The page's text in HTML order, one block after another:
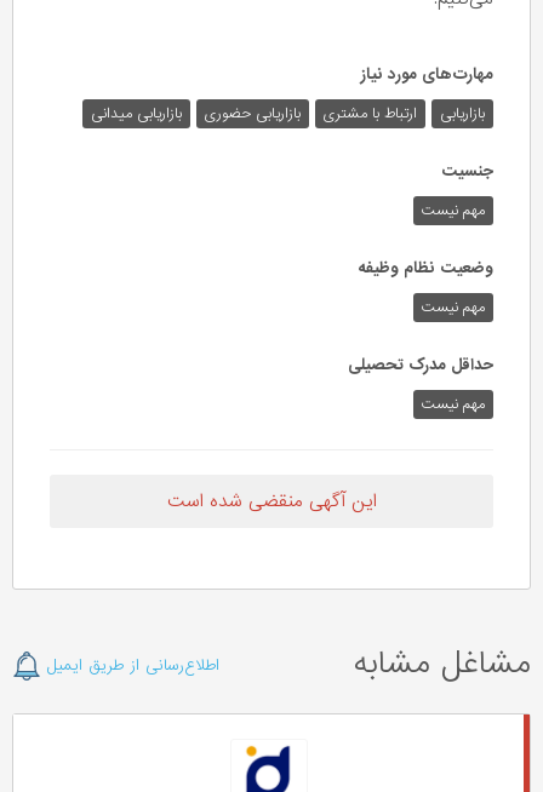
مهارت‌های مورد نیاز
بازاریابی ارتباط با مشتری بازاریابی حضوری بازاریابی میدانی
جنسیت
مهم نیست
وضعیت نظام وظیفه
مهم‌ نیست
حداقل مدرک تحصیلی
مهم نیست
این آگهی منقضی شده است
مشاغل مشابه اطلاع‌رسانی از طریق ایمیل